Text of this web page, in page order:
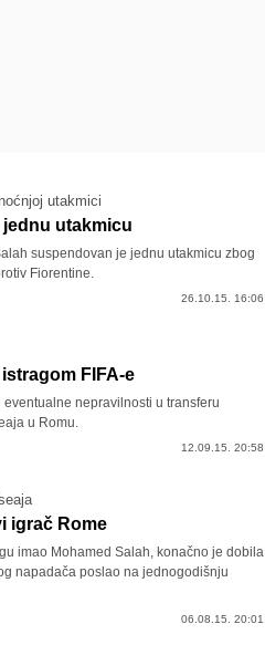
utakmici
utakmicu
suspendovan je jednu utakmicu zbog
Fiorentine.
26.10.15. 16:06
FIFA-e
eventualne nepravilnosti u transferu
u Romu.
12.09.15. 20:58
igrač Rome
imao Mohamed Salah, konačno je dobila
napadača poslao na jednogodišnju
06.08.15. 20:01